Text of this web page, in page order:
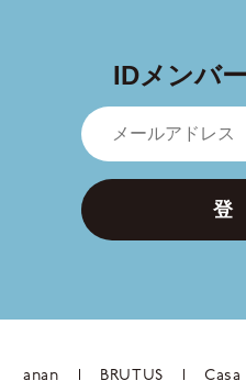
IDメンバ
anan BRUTUS Casa